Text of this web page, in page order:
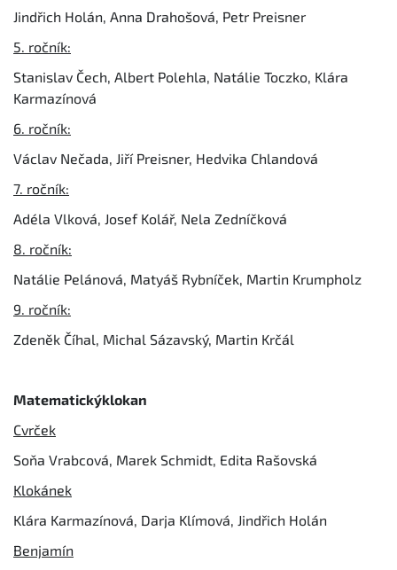
Jindřich Holán, Anna Drahošová, Petr Preisner
5. ročník:
Stanislav Čech, Albert Polehla, Natálie Toczko, Klára
Karmazínová
6. ročník:
Václav Nečada, Jiří Preisner, Hedvika Chlandová
7. ročník:
Adéla Vlková, Josef Kolář, Nela Zedníčková
8. ročník:
Natálie Pelánová, Matyáš Rybníček, Martin Krumpholz
9. ročník:
Zdeněk Číhal, Michal Sázavský, Martin Krčál
Matematickýklokan
Cvrček
Soňa Vrabcová, Marek Schmidt, Edita Rašovská
Klokánek
Klára Karmazínová, Darja Klímová, Jindřich Holán
Benjamín